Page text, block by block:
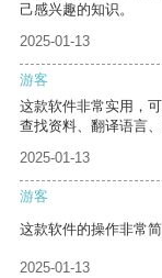
己感兴趣的知识。
2025-01-13
游客
这款软件非常实用，
查找资料、翻译语言、
2025-01-13
游客
这款软件的操作非常
2025-01-13